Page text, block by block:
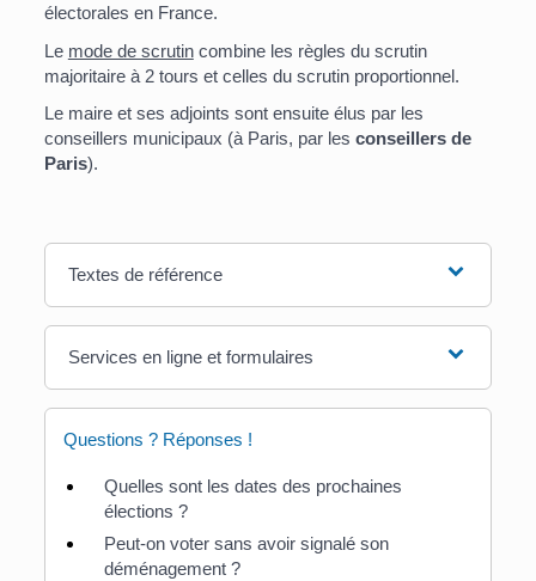
électorales en France.
Le mode de scrutincombine les règles du scrutin
majoritaire à 2 tours et celles du scrutin proportionnel.
Le maire et ses adjoints sont ensuite élus par les
conseillers municipaux (à Paris, par les conseillers de
Paris).
Textes de référence
Services en ligne et formulaires
Questions ? Réponses !
Quelles sont les dates des prochaines
élections ?
Peut-on voter sans avoir signalé son
déménagement ?